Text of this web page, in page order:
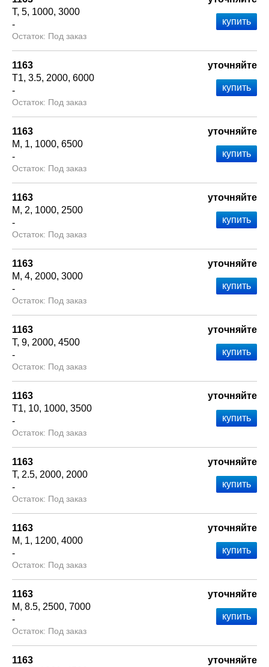
Т 5 1000 3000
-
Под заказ
1163
Т1 3.5 2000 6000
-
Под заказ
уточняйте
1163
М
1 1000 6500
-
Под заказ
уточняйте
1163
М
2 1000 2500
-
Под заказ
уточняйте
1163
М 4 2000 3000
-
Под заказ
уточняйте
1163
Т 9 2000 4500
-
Под заказ
уточняйте
1163
Т1 10 1000 3500
-
Под заказ
уточняйте
1163
Т 2.5 2000 2000
-
Под заказ
уточняйте
1163
М
1 1200 4000
-
Под заказ
уточняйте
1163
М 8.5 2500 7000
-
Под заказ
уточняйте
1163
уточняйте